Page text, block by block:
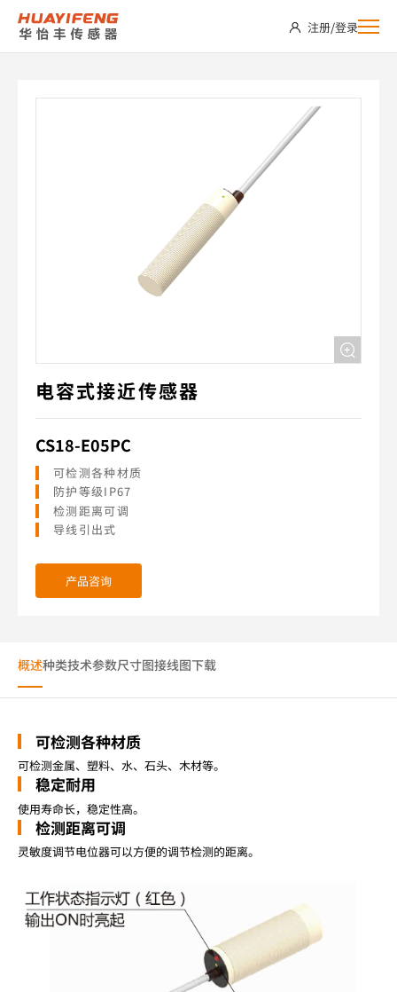
CS18-
E05PC
注册/登录
电容式接近传感器
CS18-E05PC
可检测各种材质
防护等级IP67
检测距离可调
导线引出式
产品咨询
概述种类技术参数尺寸图接线图下载
可检测各种材质
可检测金属、塑料、水、石头、木材等。
稳定耐用
使用寿命长，稳定性高。
检测距离可调
灵敏度调节电位器可以方便的调节检测的距离。